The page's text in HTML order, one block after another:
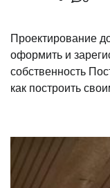
Проектирование
оформить и
собственность
как построить